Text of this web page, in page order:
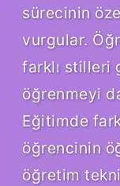
sürecinin
vurgular.
farklı stilleri
öğrenmeyi
Eğitimde
öğrencinin
öğretim